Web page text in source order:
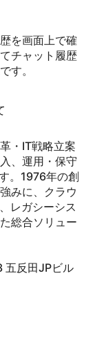
を画面上で確
チャット履歴
す。
・IT戦略立案
、運用・保守
。1976年の創
みに、クラウ
レガシーシス
総合ソリュー
五反田JPビル